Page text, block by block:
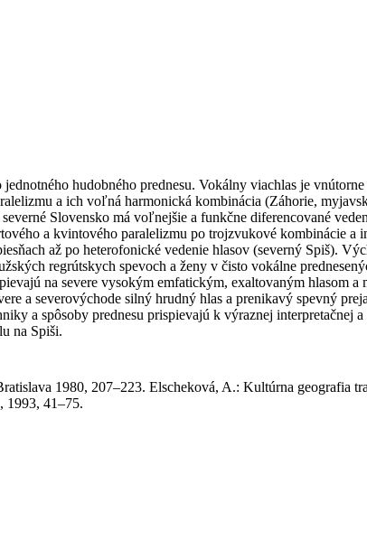
hudobného prednesu. Vokálny viachlas je
a ich voľná harmonická kombinácia (Záhorie,
Slovensko má voľnejšie a funkčne diferencované
a kvintového paralelizmu po trojzvukové kombinácie a
až po heterofonické vedenie hlasov (severný Spiš).
regrútskych spevoch a ženy v čisto vokálne
na severe vysokým emfatickým, exaltovaným hlasom a
a severovýchode silný hrudný hlas a prenikavý spevný
a spôsoby prednesu prispievajú k výraznej interpretačnej
na Spiši.
1980, 207–223. Elscheková, A.: Kultúrna geografia
1993, 41–75.